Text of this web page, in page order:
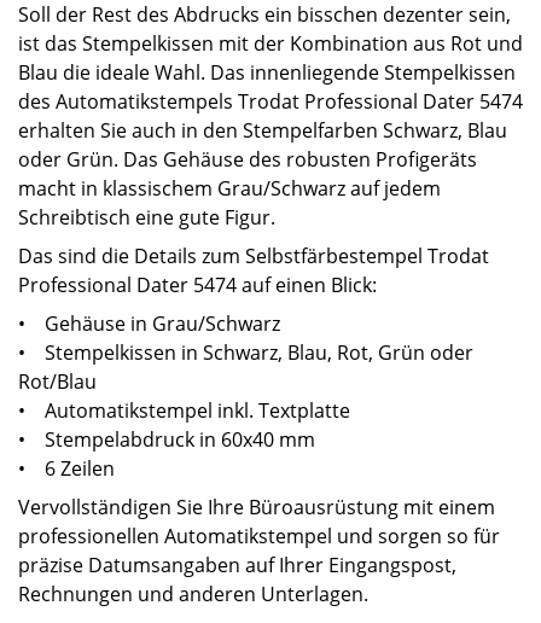
Soll der Rest des Abdrucks ein bisschen dezenter sein,
ist das Stempelkissen mit der Kombination aus Rot und
Blau die ideale Wahl. Das innenliegende Stempelkissen
des Automatikstempels Trodat Professional Dater 5474
erhalten Sie auch in den Stempelfarben Schwarz, Blau
oder Grün. Das Gehäuse des robusten Profigeräts
macht in klassischem Grau/Schwarz auf jedem
Schreibtisch eine gute Figur.
Das sind die Details zum Selbstfärbestempel Trodat
Professional Dater 5474 auf einen Blick:
• Gehäuse in Grau/Schwarz
• Stempelkissen in Schwarz, Blau, Rot, Grün oder
Rot/Blau
• Automatikstempel inkl. Textplatte
• Stempelabdruck in 60x40 mm
• 6 Zeilen
Vervollständigen Sie Ihre Büroausrüstung mit einem
professionellen Automatikstempel und sorgen so für
präzise Datumsangaben auf Ihrer Eingangspost,
Rechnungen und anderen Unterlagen.